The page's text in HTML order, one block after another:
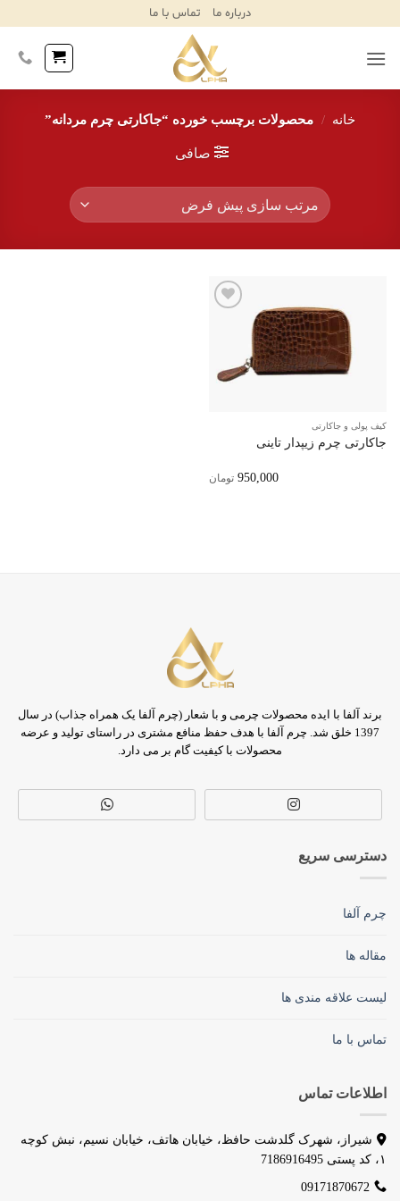
Content
درباره ما تماس با ما
خانه / محصولات برچسب خورده “جاکارتی چرم مردانه”
صافی
مندی‌ها
کیف پولی و جاکارتی
جاکارتی چرم زیپدار تاینی
950,000 تومان
برند آلفا با ایده محصولات چرمی و با شعار (چرم آلفا یک همراه جذاب) در سال
1397 خلق شد. چرم آلفا با هدف حفظ منافع مشتری در راستای تولید و عرضه
محصولات با کیفیت گام بر می دارد.
دسترسی سریع
چرم آلفا
مقاله ها
لیست علاقه مندی ها
تماس با ما
اطلاعات تماس
شیراز، شهرک گلدشت حافظ، خیابان هاتف، خیابان نسیم، نبش کوچه
۱، کد پستی 7186916495
09171870672